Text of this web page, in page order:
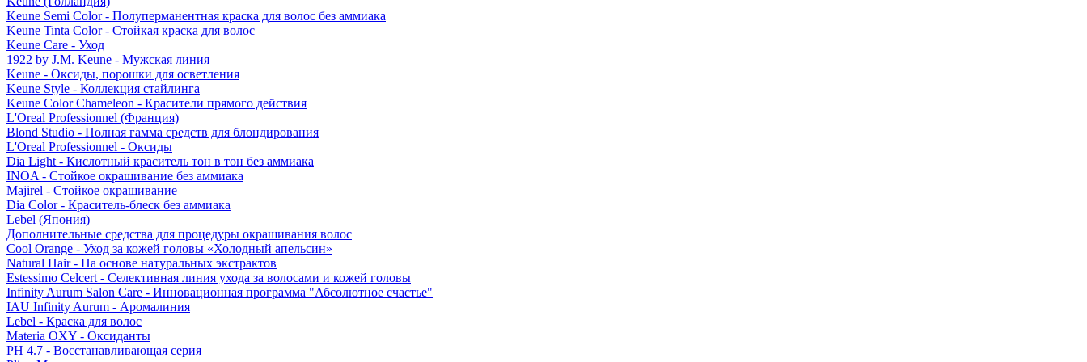
Keune Semi Color - Полуперманентная краска для волос без аммиака
Keune Tinta Color - Стойкая краска для волос
Keune Care - Уход
1922 by J.M. Keune - Мужская линия
Keune - Оксиды, порошки для осветления
Keune Style - Коллекция стайлинга
Keune Color Chameleon - Красители прямого действия
L'Oreal Professionnel (Франция)
Blond Studio - Полная гамма средств для блондирования
L'Oreal Professionnel - Оксиды
Dia Light - Кислотный краситель тон в тон без аммиака
INOA - Стойкое окрашивание без аммиака
Majirel - Стойкое окрашивание
Dia Color - Краситель-блеск без аммиака
Lebel (Япония)
Дополнительные средства для процедуры окрашивания волос
Cool Orange - Уход за кожей головы «Холодный апельсин»
Natural Hair - На основе натуральных экстрактов
Estessimo Celcert - Селективная линия ухода за волосами и кожей головы
Infinity Aurum Salon Care - Инновационная программа "Абсолютное счастье"
IAU Infinity Aurum - Аромалиния
Lebel - Краска для волос
Materia OXY - Оксиданты
PH 4.7 - Восстанавливающая серия